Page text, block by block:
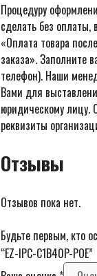
Процедуру
сделать без оплаты,
«Оплата товара
заказа». Заполните
телефон). Наши
Вами для
юридическому лицу.
реквизиты
Отзывы
Отзывов пока нет.
Будьте первым, кто
“EZ-IPC-C1B40P-POE”